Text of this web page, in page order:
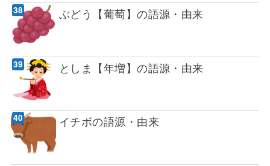
ぶどう【葡萄】の語源・由来
としま【年増】の語源・由来
イチボの語源・由来